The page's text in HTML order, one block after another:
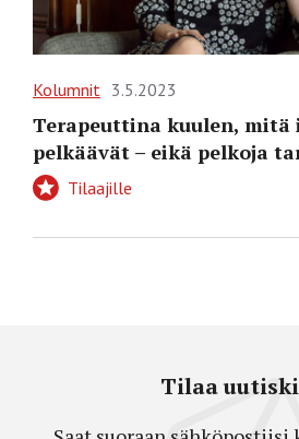
Kolumnit 3.5.2023
Terapeuttina kuulen, mitä
pelkäävät – eikä pelkoja
Tilaajille
Tilaa